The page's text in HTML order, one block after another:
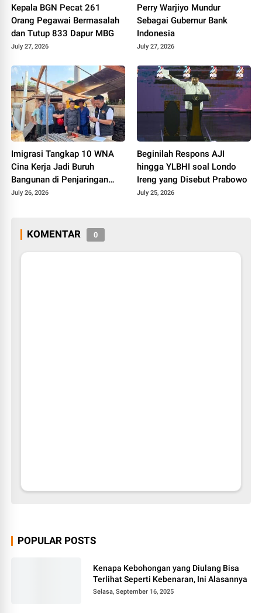
Kepala BGN Pecat 261
Orang Pegawai Bermasalah
dan Tutup 833 Dapur MBG
July 27, 2026
Perry Warjiyo Mundur
Sebagai Gubernur Bank
Indonesia
July 27, 2026
Imigrasi Tangkap 10 WNA
Cina Kerja Jadi Buruh
Bangunan di Penjaringan
Jakut
July 26, 2026
Beginilah Respons AJI
hingga YLBHI soal Londo
Ireng yang Disebut Prabowo
July 25, 2026
KOMENTAR 0
POPULAR POSTS
Kenapa Kebohongan yang Diulang Bisa
Terlihat Seperti Kebenaran, Ini Alasannya
Selasa, September 16, 2025